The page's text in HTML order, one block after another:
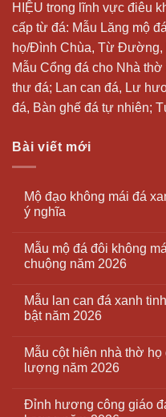
HIỆU trong lĩnh vực điêu
cấp từ đá: Mẫu Lăng mộ đá
họ/Đình Chùa, Từ Đường,
Mẫu Cổng đá cho Nhà
thư đá; Lan can đá, Lư
đá, Bàn ghế đá tự nhiên;
Bài viết mới
Mộ đạo không mái đá
ý nghĩa
Mẫu mộ đá đôi không
chuộng năm 2026
Mẫu lan can đá xanh
bật năm 2026
Mẫu cột hiên nhà thờ
lượng năm 2026
Đỉnh hương công giáo